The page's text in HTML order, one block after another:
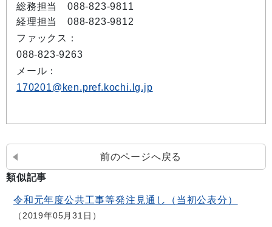
総務担当 088-823-9811
経理担当 088-823-9812
ファックス：
088-823-9263
メール：
170201@ken.pref.kochi.lg.jp
前のページへ戻る
類似記事
令和元年度公共工事等発注見通し（当初公表分）
2019年05月31日